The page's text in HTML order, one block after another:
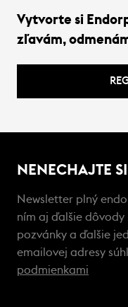
Vytvorte si
zľavám,
NENECHAJTE
Newsletter plný
ním aj ďalšie dôvody
pozvánky a ďalšie
emailovej adresy
podmienkami